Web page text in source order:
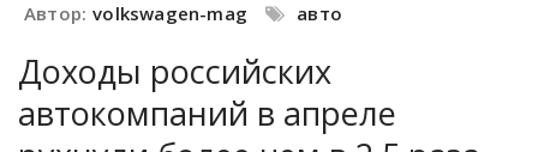
Автор: volkswagen-mag авто
Доходы российских
автокомпаний в апреле